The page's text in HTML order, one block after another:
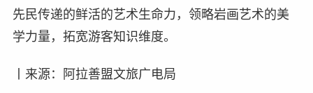
先民传递的鲜活的艺术生命力，领略岩画艺术的美
学力量，拓宽游客知识维度。
丨来源：阿拉善盟文旅广电局